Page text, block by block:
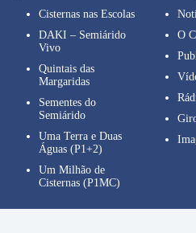
Cisternas nas Escolas
DAKI – Semiárido
Vivo
Quintais das
Margaridas
Sementes do
Semiárido
Uma Terra e Duas
Águas (P1+2)
Um Milhão de
Cisternas (P1MC)
O